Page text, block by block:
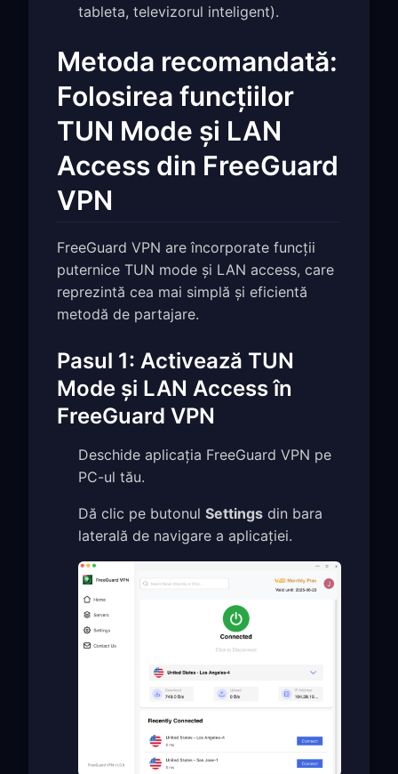
tableta, televizorul inteligent).
Metoda recomandată:
Folosirea funcțiilor
TUN Mode și LAN
Access din FreeGuard
VPN
FreeGuard VPN are încorporate funcții
puternice TUN mode și LAN access, care
reprezintă cea mai simplă și eficientă
metodă de partajare.
Pasul 1: Activează TUN
Mode și LAN Access în
FreeGuard VPN
Deschide aplicația FreeGuard VPN pe
PC-ul tău.
Dă clic pe butonul Settings din bara
laterală de navigare a aplicației.